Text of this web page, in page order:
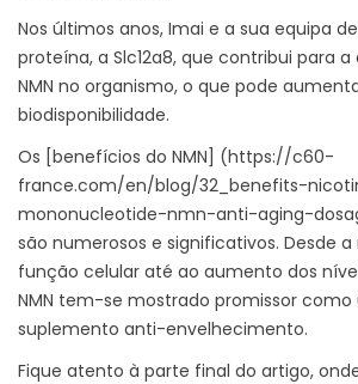
Nos últimos anos, Imai e a sua equipa
proteína, a Slc12a8, que contribui para
NMN no organismo, o que pode
biodisponibilidade.
Os [benefícios do NMN] (https://c60-
france.com/en/blog/32_benefits-
mononucleotide-nmn-anti-aging-
são numerosos e significativos. Desde
função celular até ao aumento dos
NMN tem-se mostrado promissor
suplemento anti-envelhecimento.
Fique atento à parte final do artigo,